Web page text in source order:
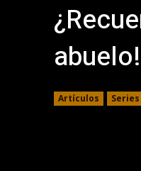
abuelo!
Artículos Series